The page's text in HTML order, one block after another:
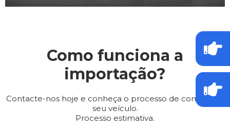
Como funciona a
importação?
Contacte-nos hoje e conheça o processo de compra do
seu veículo.
Processo estimativa.